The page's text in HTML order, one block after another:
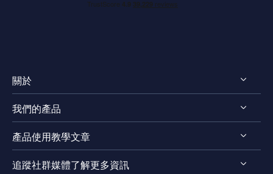
關於
認識EaseUS
評測 & 獎項
法律聲明
我們的產品
RecExperts for Windows
RecExperts for Mac
產品使用教學文章
螢幕錄影軟體
追蹤社群媒體了解更多資訊